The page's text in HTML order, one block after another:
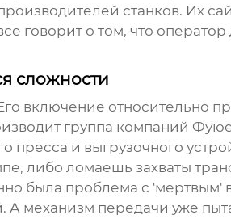
станков. Их
говорит о том, что
сложности
включение относительно
группа компаний
пресса и выгрузочного
либо ломаешь захваты
была проблема с
механизм передачи уже